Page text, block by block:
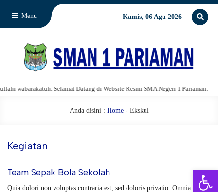
Menu Kamis, 06 Agu 2026
wabarakatuh. Selamat Datang di Website Resmi SMA Negeri 1 Pariaman.
Anda disini : Home- Ekskul
Kegiatan
Team Sepak Bola Sekolah
Quia dolori non voluptas contraria est, sed doloris privatio. Omnia